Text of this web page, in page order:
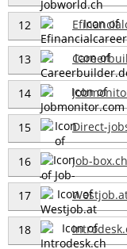
12
13
14
15 Direct-
16 Job-box.ch
17
18